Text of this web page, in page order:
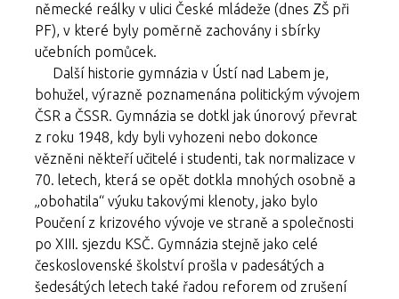
německé reálky v ulici České mládeže (dnes ZŠ při
PF), v které byly poměrně zachovány i sbírky
učebních pomůcek.
Další historie gymnázia v Ústí nad Labem je,
bohužel, výrazně poznamenána politickým vývojem
ČSR a ČSSR. Gymnázia se dotkl jak únorový převrat
z roku 1948, kdy byli vyhozeni nebo dokonce
vězněni někteří učitelé i studenti, tak normalizace v
70. letech, která se opět dotkla mnohých osobně a
„obohatila“ výuku takovými klenoty, jako bylo
Poučení z krizového vývoje ve straně a společnosti
po XIII. sjezdu KSČ. Gymnázia stejně jako celé
československé školství prošla v padesátých a
šedesátých letech také řadou reforem od zrušení